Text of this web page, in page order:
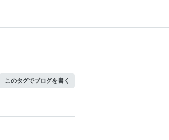
このタグでブログを書く